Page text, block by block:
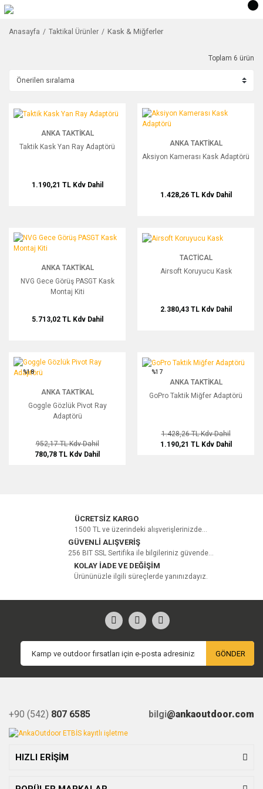
Anasayfa Taktikal Ürünler Kask & Miğferler
Toplam 6 ürün
Taktik Kask Yan Ray Adaptörü
ANKA TAKTIKAL
Taktik Kask Yan Ray Adaptörü
1.190,21 TL Kdv Dahil
Aksiyon Kamerası Kask Adaptörü
ANKA TAKTIKAL
Aksiyon Kamerası Kask Adaptörü
1.428,26 TL Kdv Dahil
NVG Gece Görüş PASGT Kask Montaj Kiti
ANKA TAKTIKAL
NVG Gece Görüş PASGT Kask
Montaj Kiti
5.713,02 TL Kdv Dahil
Airsoft Koruyucu Kask
TACTICAL
Airsoft Koruyucu Kask
2.380,43 TL Kdv Dahil
Goggle Gözlük Pivot Ray Adaptörü
%18
ANKA TAKTIKAL
Goggle Gözlük Pivot Ray
Adaptörü
952,17 TLKdv Dahil
780,78 TL Kdv Dahil
GoPro Taktik Miğfer Adaptörü
%17
ANKA TAKTIKAL
GoPro Taktik Miğfer Adaptörü
1.428,26 TLKdv Dahil
1.190,21 TL Kdv Dahil
ÜCRETSİZ KARGO
1500 TL ve üzerindeki alışverişlerinizde...
GÜVENLİ ALIŞVERİŞ
256 BIT SSL Sertifika ile bilgileriniz güvende...
KOLAY İADE VE DEĞİŞİM
Ürününüzle ilgili süreçlerde yanınızdayız.
GÖNDER
+90 (542) 807 6585 bilgi@ankaoutdoor.com
HIZLI ERİŞİM